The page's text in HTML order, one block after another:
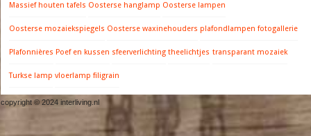
Massief houten tafels Oosterse hanglamp Oosterse lampen
Oosterse mozaiekspiegels Oosterse waxinehouders plafondlampen fotogallerie
Plafonnières Poef en kussen sfeerverlichting theelichtjes transparant mozaiek
Turkse lamp vloerlamp filigrain
copyright © 2024 interliving.nl